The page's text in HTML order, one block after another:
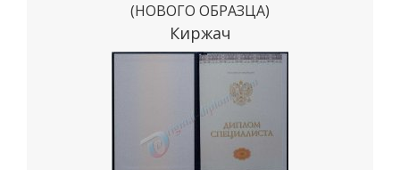
(НОВОГО ОБРАЗЦА)
Киржач